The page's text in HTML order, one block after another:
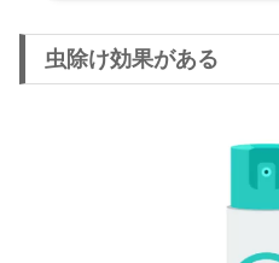
虫除け効果がある